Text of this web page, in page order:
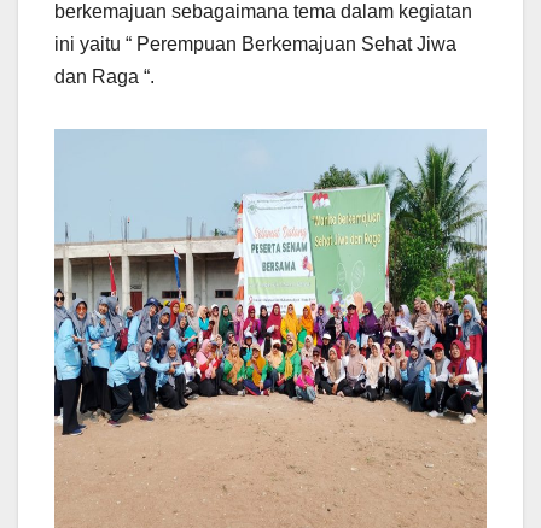
berkemajuan sebagaimana tema dalam kegiatan
ini yaitu “ Perempuan Berkemajuan Sehat Jiwa
dan Raga “.